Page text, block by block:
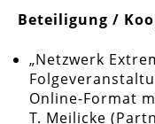
Beteiligung /
„Netzwerk
Online-Format
T. Meilicke